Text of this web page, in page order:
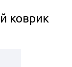
коврик